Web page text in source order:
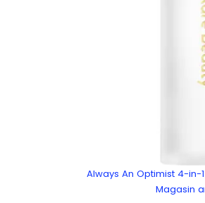
Always An Optimist 4-in-
Magasin